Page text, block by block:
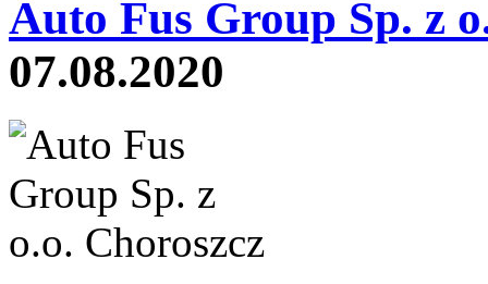
Auto Fus Group Sp. z
07.08.2020